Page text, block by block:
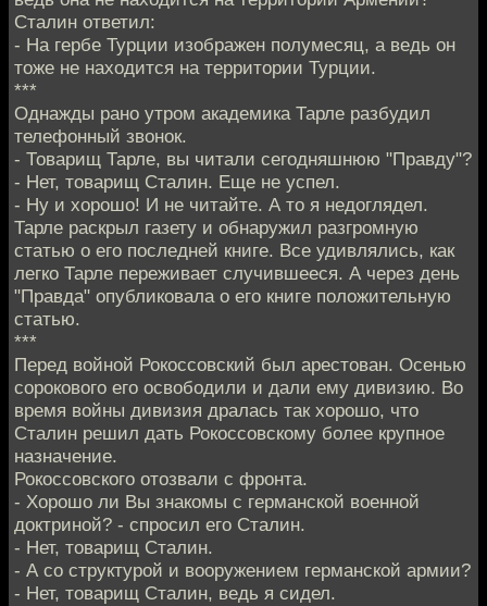
Сталин ответил:
- На гербе Турции изображен полумесяц, а ведь он
тоже не находится на территории Турции.
***
Однажды рано утром академика Тарле разбудил
телефонный звонок.
- Товарищ Тарле, вы читали сегодняшнюю "Правду"?
- Нет, товарищ Сталин. Еще не успел.
- Ну и хорошо! И не читайте. А то я недоглядел.
Тарле раскрыл газету и обнаружил разгромную
статью о его последней книге. Все удивлялись, как
легко Тарле переживает случившееся. А через день
"Правда" опубликовала о его книге положительную
статью.
***
Перед войной Рокоссовский был арестован. Осенью
сорокового его освободили и дали ему дивизию. Во
время войны дивизия дралась так хорошо, что
Сталин решил дать Рокоссовскому более крупное
назначение.
Рокоссовского отозвали с фронта.
- Хорошо ли Вы знакомы с германской военной
доктриной? - спросил его Сталин.
- Нет, товарищ Сталин.
- А со структурой и вооружением германской армии?
- Нет, товарищ Сталин, ведь я сидел.